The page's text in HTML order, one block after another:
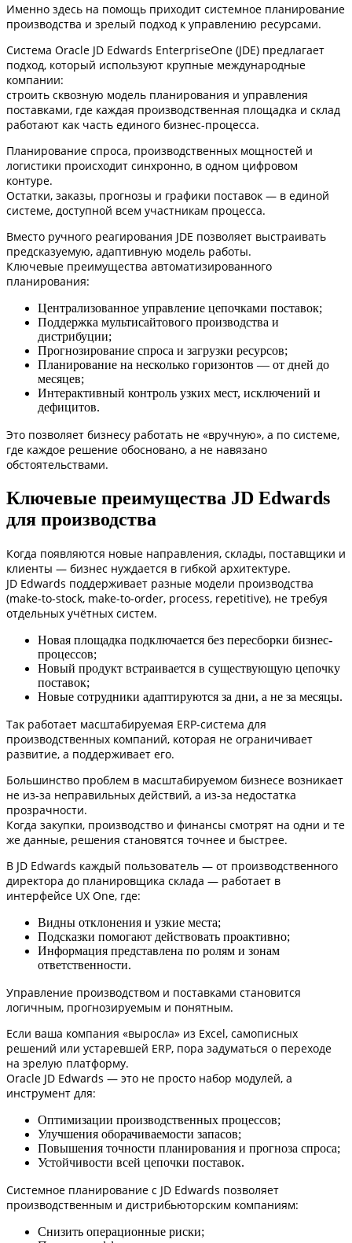
Именно здесь на помощь приходит системное планирование
производства и зрелый подход к управлению ресурсами.
Система Oracle JD Edwards EnterpriseOne (JDE) предлагает
подход, который используют крупные международные
компании:
строить сквозную модель планирования и управления
поставками, где каждая производственная площадка и склад
работают как часть единого бизнес-процесса.
Планирование спроса, производственных мощностей и
логистики происходит синхронно, в одном цифровом
контуре.
Остатки, заказы, прогнозы и графики поставок — в единой
системе, доступной всем участникам процесса.
Вместо ручного реагирования JDE позволяет выстраивать
предсказуемую, адаптивную модель работы.
Ключевые преимущества автоматизированного
планирования:
Централизованное управление цепочками поставок;
Поддержка мультисайтового производства и
дистрибуции;
Прогнозирование спроса и загрузки ресурсов;
Планирование на несколько горизонтов — от дней до
месяцев;
Интерактивный контроль узких мест, исключений и
дефицитов.
Это позволяет бизнесу работать не «вручную», а по системе,
где каждое решение обосновано, а не навязано
обстоятельствами.
Ключевые преимущества JD Edwards
для производства
Когда появляются новые направления, склады, поставщики и
клиенты — бизнес нуждается в гибкой архитектуре.
JD Edwards поддерживает разные модели производства
(make-to-stock, make-to-order, process, repetitive), не требуя
отдельных учётных систем.
Новая площадка подключается без пересборки бизнес-
процессов;
Новый продукт встраивается в существующую цепочку
поставок;
Новые сотрудники адаптируются за дни, а не за месяцы.
Так работает масштабируемая ERP-система для
производственных компаний, которая не ограничивает
развитие, а поддерживает его.
Большинство проблем в масштабируемом бизнесе возникает
не из-за неправильных действий, а из-за недостатка
прозрачности.
Когда закупки, производство и финансы смотрят на одни и те
же данные, решения становятся точнее и быстрее.
В JD Edwards каждый пользователь — от производственного
директора до планировщика склада — работает в
интерфейсе UX One, где:
Видны отклонения и узкие места;
Подсказки помогают действовать проактивно;
Информация представлена по ролям и зонам
ответственности.
Управление производством и поставками становится
логичным, прогнозируемым и понятным.
Если ваша компания «выросла» из Excel, самописных
решений или устаревшей ERP, пора задуматься о переходе
на зрелую платформу.
Oracle JD Edwards — это не просто набор модулей, а
инструмент для:
Оптимизации производственных процессов;
Улучшения оборачиваемости запасов;
Повышения точности планирования и прогноза спроса;
Устойчивости всей цепочки поставок.
Системное планирование с JD Edwards позволяет
производственным и дистрибьюторским компаниям:
Снизить операционные риски;